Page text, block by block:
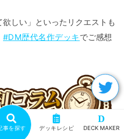
しい」といったリクエストも
#DM歴代名作デッキ でご感想
事を探す デッキレシピ
D
DECK MAKER